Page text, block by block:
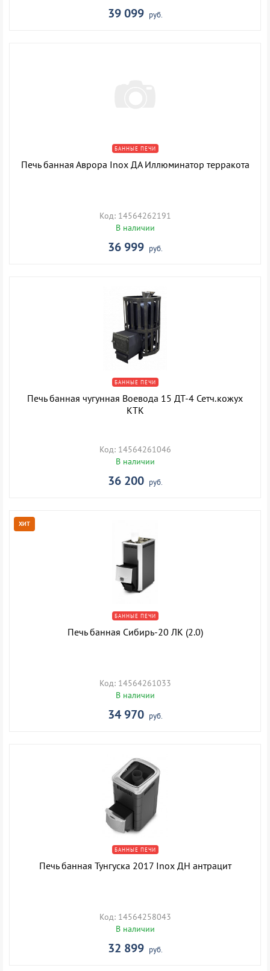
39 099 руб.
БАННЫЕ ПЕЧИ
Печь банная Аврора Inox ДА Иллюминатор терракота
Код: 14564262191
В наличии
36 999 руб.
БАННЫЕ ПЕЧИ
Печь банная чугунная Воевода 15 ДТ-4 Сетч.кожух
КТК
Код: 14564261046
В наличии
36 200 руб.
ХИТ
БАННЫЕ ПЕЧИ
Печь банная Сибирь-20 ЛК (2.0)
Код: 14564261033
В наличии
34 970 руб.
БАННЫЕ ПЕЧИ
Печь банная Тунгуска 2017 Inox ДН антрацит
Код: 14564258043
В наличии
32 899 руб.